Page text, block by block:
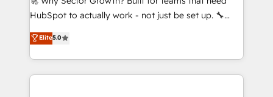
brands. You can see some of them on our website,
HubSpot to actually work - not just be set up. 🔧
HubSpot Experts: Onboarding, migrations,
automation, and training built for adoption. ⚡ Highly
Technical Execution: ERP, EMR and Custom
Integrations; complex builds delivered in weeks, not
Elite5.0